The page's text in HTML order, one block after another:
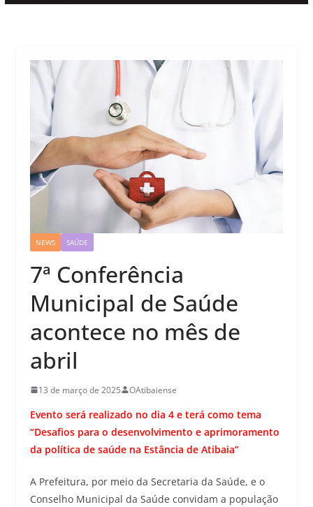
NEWS SAÚDE
7ª Conferência
Municipal de Saúde
acontece no mês de
abril
13 de março de 2025 OAtibaiense
Evento será realizado no dia 4 e terá como tema
“Desafios para o desenvolvimento e aprimoramento
da política de saúde na Estância de Atibaia”
A Prefeitura, por meio da Secretaria da Saúde, e o
Conselho Municipal da Saúde convidam a população